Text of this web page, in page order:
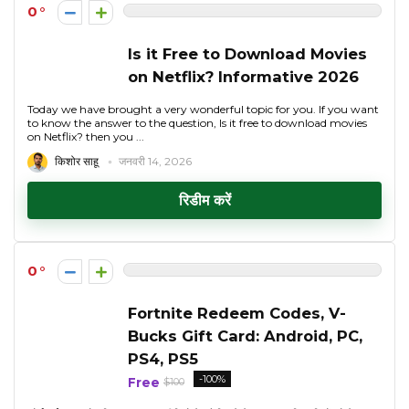
0
Is it Free to Download Movies
on Netflix? Informative 2026
Today we have brought a very wonderful topic for you. If you want
to know the answer to the question, Is it free to download movies
on Netflix? then you ...
किशोर साहू
जनवरी 14, 2026
रिडीम करें
0
Fortnite Redeem Codes, V-
Bucks Gift Card: Android, PC,
PS4, PS5
Free $100 -100%